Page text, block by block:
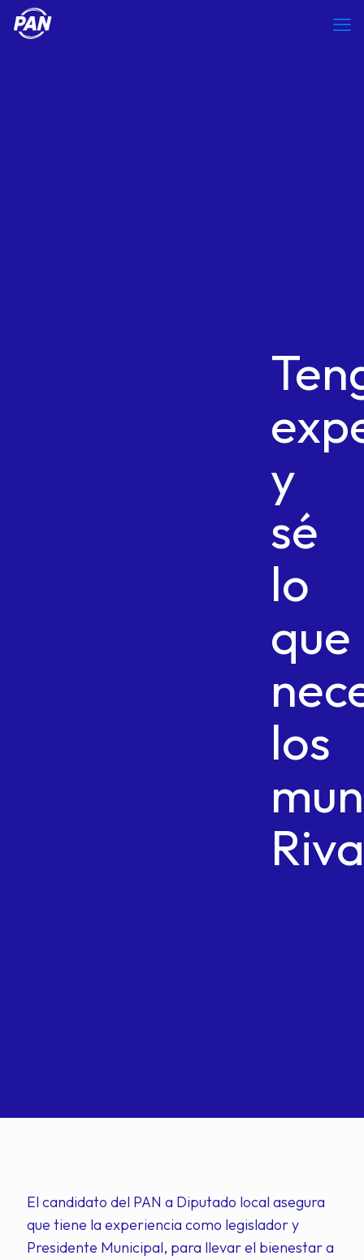
y
sé
lo
que
los
El candidato del PAN a Diputado local asegura
que tiene la experiencia como legislador y
Presidente Municipal, para llevar el bienestar a